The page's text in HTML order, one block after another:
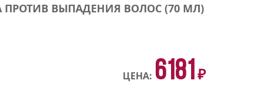
ПРОТИВ ВЫПАДЕНИЯ ВОЛОС (70 МЛ)
ЦЕНА: 6181 ₽